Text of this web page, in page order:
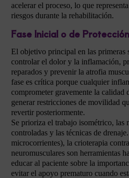
acelerar el proceso, lo que
riesgos durante la rehabilitación.
Fase Inicial o de
El objetivo principal en las primeras
controlar el dolor y la inflamación,
reparados y prevenir la atrofia
fase es crítica porque cualquier
comprometer gravemente la
generar restricciones de movilidad
revertir posteriormente.
Se prioriza el trabajo isométrico, las
controladas y las técnicas de
microcorrientes), la crioterapia
neuromusculares son herramientas
educar al paciente sobre la
evitar el apoyo prematuro cuando